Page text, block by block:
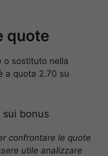
quote
o sostituto nella
a quota 2.70 su
bonus
confrontare le quote
utile analizzare